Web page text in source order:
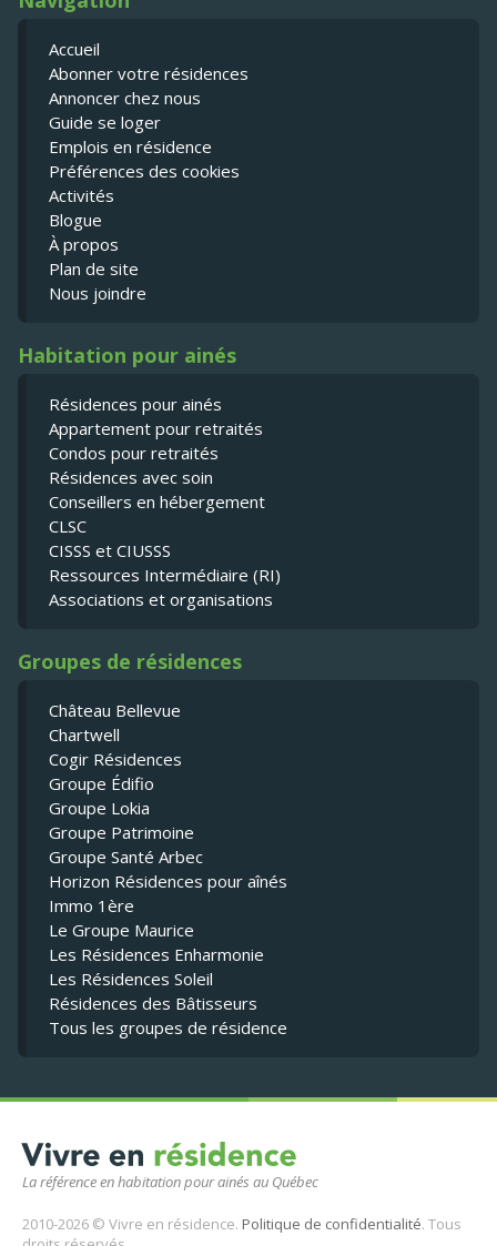
La référence en habitation pour ainés au Québec
2010-2026 © Vivre en résidence. Politique de confidentialité. Tous
Accueil
Abonner votre résidences
Annoncer chez nous
Guide se loger
Emplois en résidence
Préférences des cookies
Activités
Blogue
À propos
Plan de site
Nous joindre
Habitation pour ainés
Résidences pour ainés
Appartement pour retraités
Condos pour retraités
Résidences avec soin
Conseillers en hébergement
CLSC
CISSS et CIUSSS
Ressources Intermédiaire (RI)
Associations et organisations
Groupes de résidences
Château Bellevue
Chartwell
Cogir Résidences
Groupe Édifio
Groupe Lokia
Groupe Patrimoine
Groupe Santé Arbec
Horizon Résidences pour aînés
Immo 1ère
Le Groupe Maurice
Les Résidences Enharmonie
Les Résidences Soleil
Résidences des Bâtisseurs
Tous les groupes de résidence